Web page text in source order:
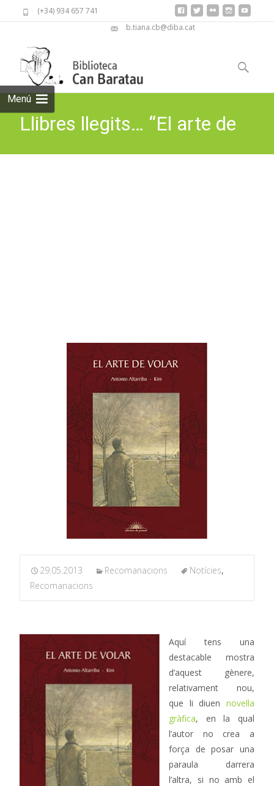
(+34) 934 657 741
b.tiana.cb@diba.cat
Menú
to
content
Cerca:
Llibres llegits… “El arte de
29.05.2013 Recomanacions Notícies,
Recomanacions
Aquí tens una
destacable mostra
d’aquest gènere,
relativament nou,
que li diuen novel·la
gràfica, en la qual
l’autor no crea a
força de posar una
paraula darrera
l’altra, si no amb el